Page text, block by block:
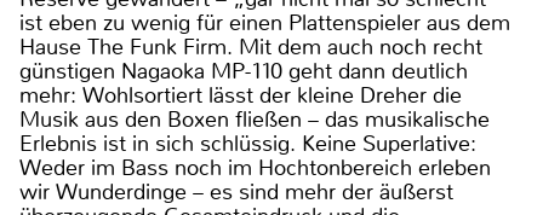
ist eben zu wenig für einen Plattenspieler aus dem
Hause The Funk Firm. Mit dem auch noch recht
günstigen Nagaoka MP-110 geht dann deutlich
mehr: Wohlsortiert lässt der kleine Dreher die
Musik aus den Boxen fließen – das musikalische
Erlebnis ist in sich schlüssig. Keine Superlative:
Weder im Bass noch im Hochtonbereich erleben
wir Wunderdinge – es sind mehr der äußerst